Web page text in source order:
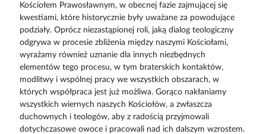
Kościołem Prawosławnym, w obecnej fazie zajmującej się
kwestiami, które historycznie były uważane za powodujące
podziały. Oprócz niezastąpionej roli, jaką dialog teologiczny
odgrywa w procesie zbliżenia między naszymi Kościołami,
wyrażamy również uznanie dla innych niezbędnych
elementów tego procesu, w tym braterskich kontaktów,
modlitwy i wspólnej pracy we wszystkich obszarach, w
których współpraca jest już możliwa. Gorąco nakłaniamy
wszystkich wiernych naszych Kościołów, a zwłaszcza
duchownych i teologów, aby z radością przyjmowali
dotychczasowe owoce i pracowali nad ich dalszym wzrostem.